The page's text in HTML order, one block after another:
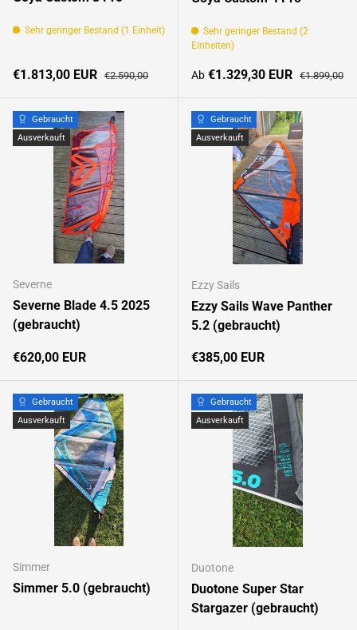
Sehr geringer Bestand (1 Einheit)
Verkaufspreis
€1.813,00 EUR Normaler Preis
€2.590,00
Sehr geringer Bestand (2
Einheiten)
Verkaufspreis
Ab €1.329,30 EUR Normaler
€1.899,00
Gebraucht
Ausverkauft
Severne
Severne Blade 4.5 2025
(gebraucht)
Normaler Preis
€620,00 EUR
Gebraucht
Ausverkauft
Ezzy Sails
Ezzy Sails Wave Panther
5.2 (gebraucht)
Normaler Preis
€385,00 EUR
Gebraucht
Ausverkauft
Simmer
Simmer 5.0 (gebraucht)
Gebraucht
Ausverkauft
Duotone
Duotone Super Star
Stargazer (gebraucht)